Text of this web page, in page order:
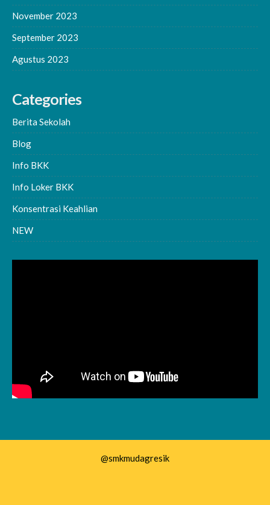
November 2023
September 2023
Agustus 2023
Categories
Berita Sekolah
Blog
Info BKK
Info Loker BKK
Konsentrasi Keahlian
NEW
@smkmudagresik